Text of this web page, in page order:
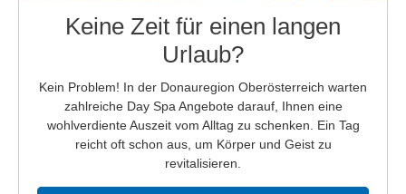
Keine Zeit für einen langen
Urlaub?
Kein Problem! In der Donauregion Oberösterreich warten
zahlreiche Day Spa Angebote darauf, Ihnen eine
wohlverdiente Auszeit vom Alltag zu schenken. Ein Tag
reicht oft schon aus, um Körper und Geist zu
revitalisieren.